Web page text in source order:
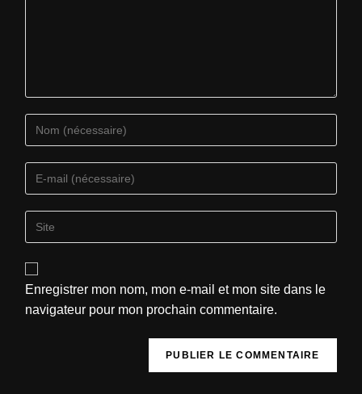
Enregistrer mon nom, mon e-mail et mon site dans le
navigateur pour mon prochain commentaire.